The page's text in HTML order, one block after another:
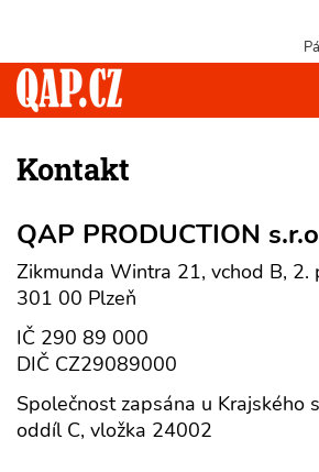
Kontakt
QAP PRODUCTION
Zikmunda Wintra 21, vchod B, 2.
301 00 Plzeň
IČ 290 89 000
DIČ CZ29089000
Společnost zapsána u Krajského
oddíl C, vložka 24002